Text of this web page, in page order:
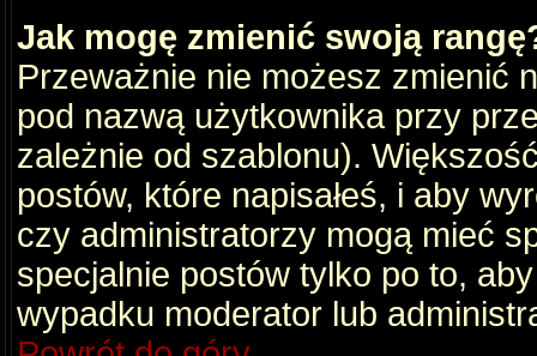
Jak mogę zmienić swoją
Przeważnie nie możesz zmienić
pod nazwą użytkownika przy
zależnie od szablonu).
postów, które napisałeś, i aby
czy administratorzy mogą mieć
specjalnie postów tylko po to,
wypadku moderator lub